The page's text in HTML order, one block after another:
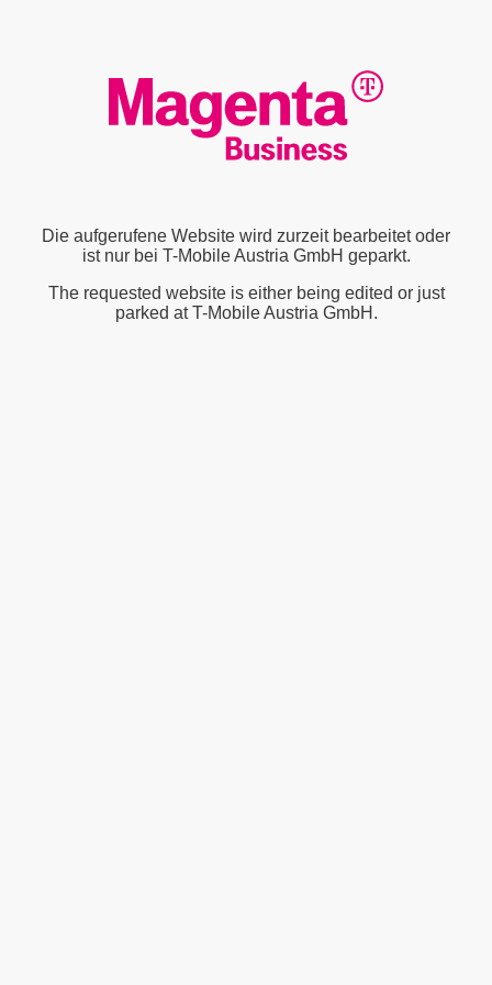
Die aufgerufene Website wird zurzeit bearbeitet oder
ist nur bei T-Mobile Austria GmbH geparkt.
The requested website is either being edited or just
parked at T-Mobile Austria GmbH.